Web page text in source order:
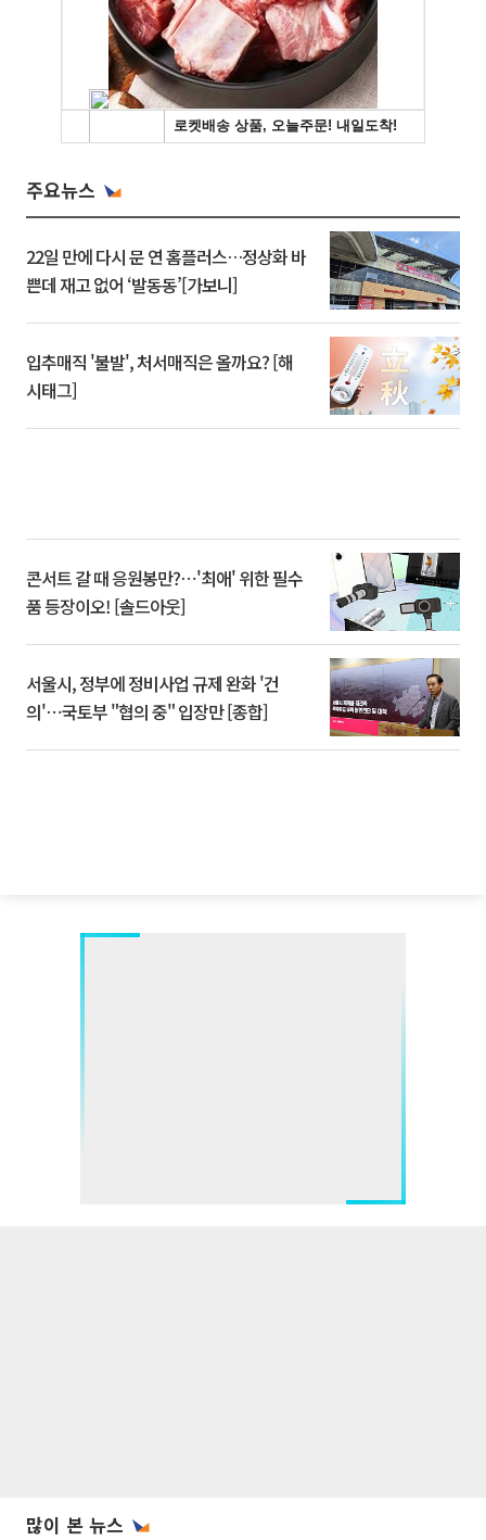
주요뉴스
22일 만에 다시 문 연 홈플러스…정상화 바
쁜데 재고 없어 ‘발동동’[가보니]
입추매직 '불발', 처서매직은 올까요? [해
시태그]
콘서트 갈 때 응원봉만?⋯'최애' 위한 필수
품 등장이오! [솔드아웃]
서울시, 정부에 정비사업 규제 완화 '건
의'⋯국토부 "협의 중" 입장만 [종합]
많이 본 뉴스